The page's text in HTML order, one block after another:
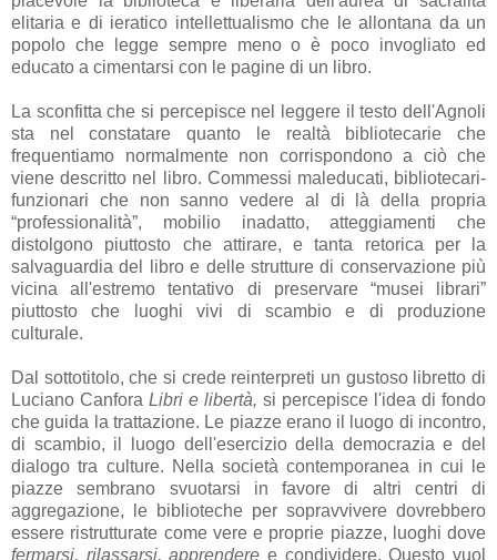
elitaria e di ieratico intellettualismo che le allontana da un
popolo che legge sempre meno o è poco invogliato ed
educato a cimentarsi con le pagine di un libro.
La sconfitta che si percepisce nel leggere il testo dell'Agnoli
sta nel constatare quanto le realtà bibliotecarie che
frequentiamo normalmente non corrispondono a ciò che
viene descritto nel libro. Commessi maleducati, bibliotecari-
funzionari che non sanno vedere al di là della propria
“professionalità”, mobilio inadatto, atteggiamenti che
distolgono piuttosto che attirare, e tanta retorica per la
salvaguardia del libro e delle strutture di conservazione più
vicina all'estremo tentativo di preservare “musei librari”
piuttosto che luoghi vivi di scambio e di produzione
culturale.
Dal sottotitolo, che si crede reinterpreti un gustoso libretto di
Luciano Canfora Libri e libertà, si percepisce l'idea di fondo
che guida la trattazione. Le piazze erano il luogo di incontro,
di scambio, il luogo dell'esercizio della democrazia e del
dialogo tra culture. Nella società contemporanea in cui le
piazze sembrano svuotarsi in favore di altri centri di
aggregazione, le biblioteche per sopravvivere dovrebbero
essere ristrutturate come vere e proprie piazze, luoghi dove
fermarsi, rilassarsi, apprendere e condividere. Questo vuol